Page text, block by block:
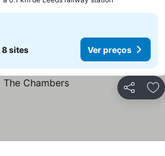
8 sites Ver preços
Partilhar